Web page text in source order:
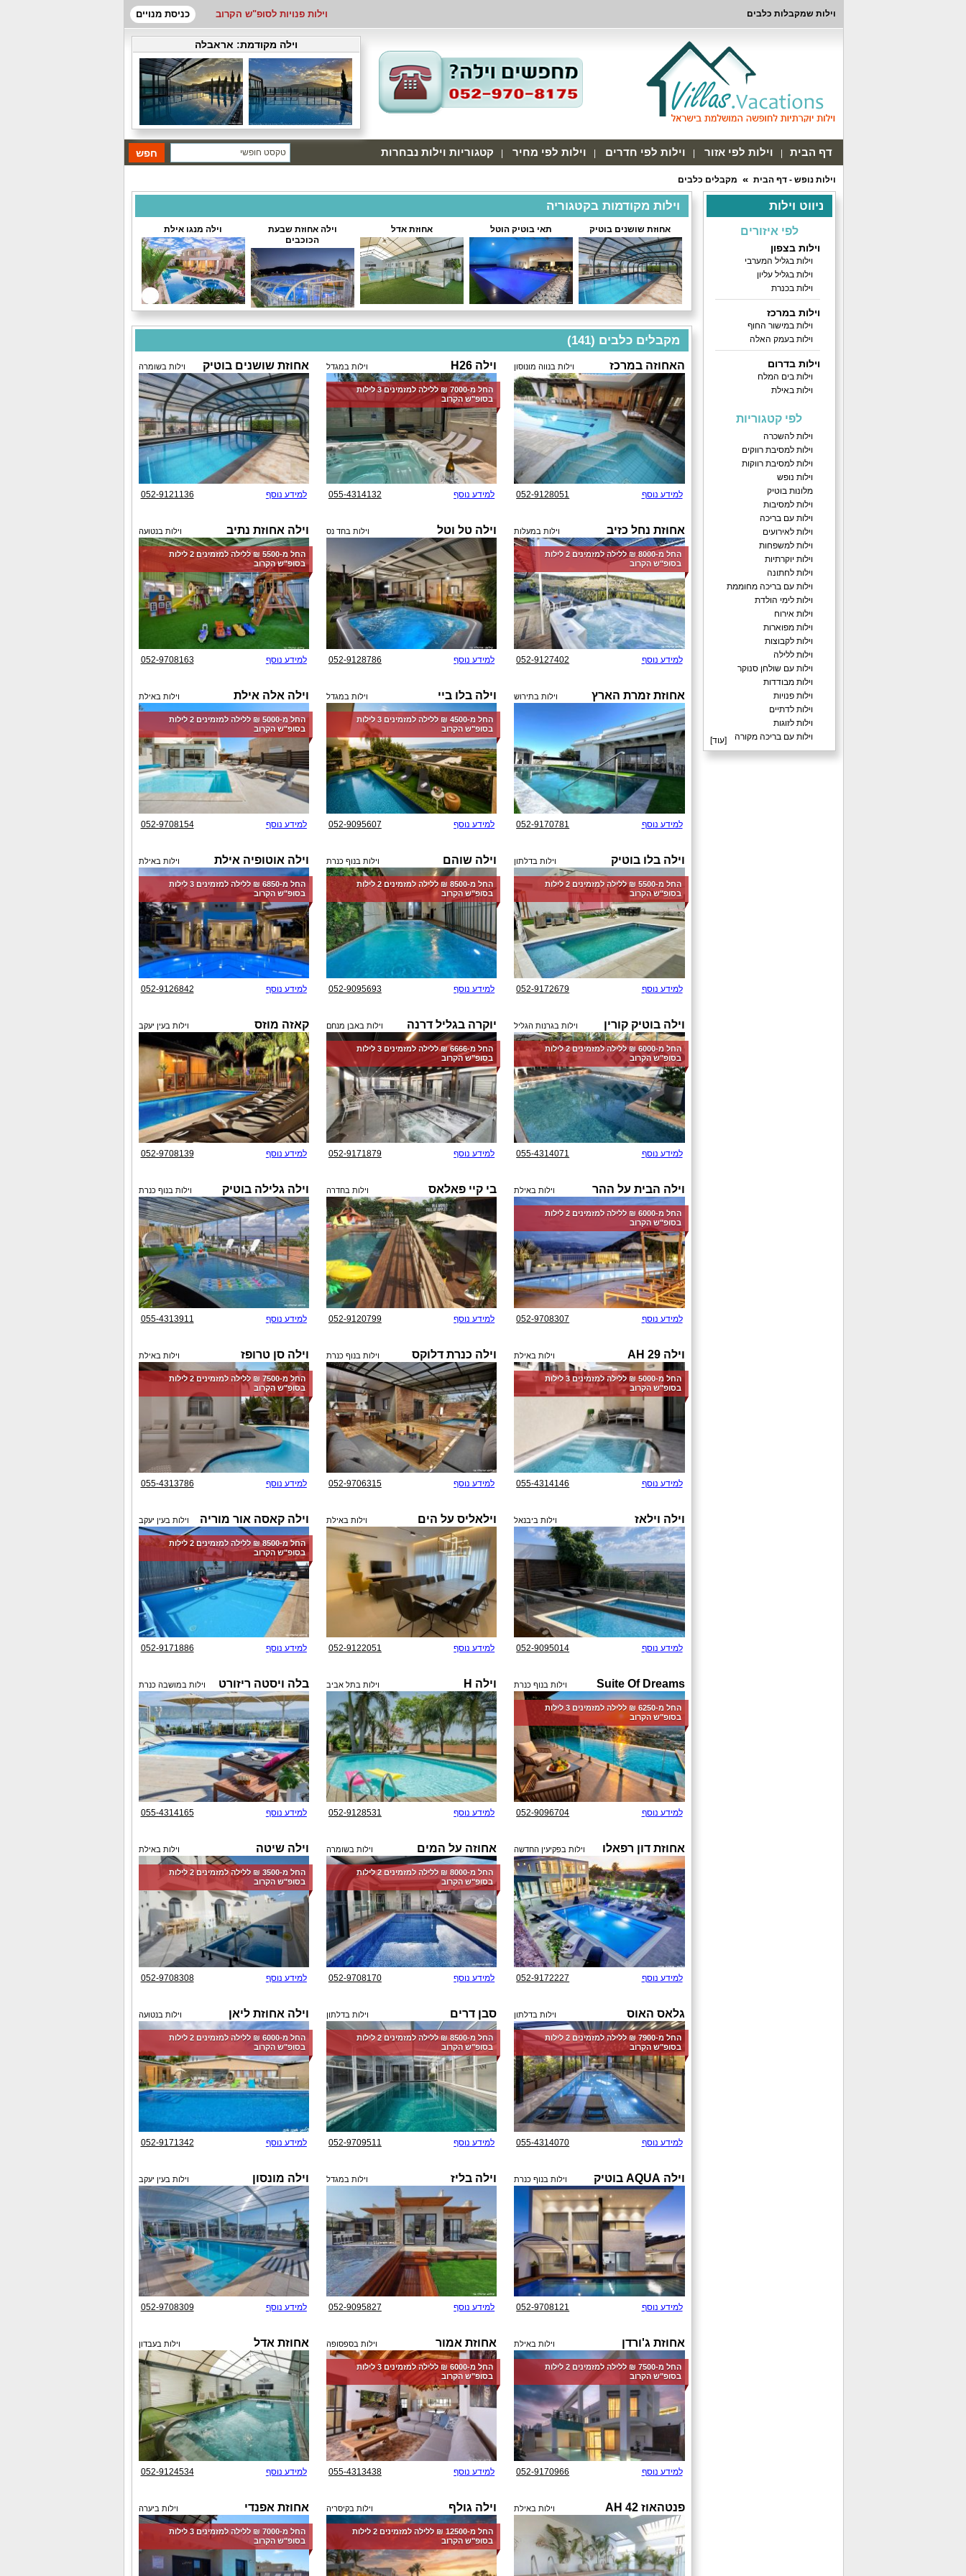
וילות שמקבלות כלבים וילות פנויות לסופ"ש הקרוב כניסת מנויים
וילה מקודמת: אראבלה
דף הבית וילות לפי אזור וילות לפי חדרים וילות לפי מחיר קטגוריות וילות נבחרות
וילות נופש - דף הבית מקבלים כלבים
ניווט וילות
לפי איזורים
וילות בצפון
וילות בגליל המערבי
וילות בגליל עליון
וילות בכנרת
וילות במרכז
וילות במישור החוף
וילות בעמק האלה
וילות בדרום
וילות בים המלח
וילות באילת
לפי קטגוריות
וילות להשכרה
וילות למסיבת רווקים
וילות למסיבת רווקות
וילות נופש
מלונות בוטיק
וילות למסיבות
וילות עם בריכה
וילות לאירועים
וילות למשפחות
וילות יוקרתיות
וילות לחתונה
וילות עם בריכה מחוממת
וילות לימי הולדת
וילות אירוח
וילות מפוארות
וילות לקבוצות
וילות ללילה
וילות עם שולחן סנוקר
וילות מבודדות
וילות פנויות
וילות לדתיים
וילות לזוגות
וילות עם בריכה מקורה
[עוד]
וילות מקודמות בקטגוריה
אחוזת שושנים בוטיק תאי בוטיק הוטל אחוזת אדל
וילה אחוזת שבעת
הכוכבים
וילה מנגו אילת
מקבלים כלבים (141)
האחוזה במרכז וילות בנווה מונוסון
למידע נוסף 052-9128051
וילה H26 וילות במגדל
החל מ-‏7000 ₪ ללילה למזמינים 3 לילות
בסופ"ש הקרוב
למידע נוסף 055-4314132
אחוזת שושנים בוטיק וילות בשומרה
למידע נוסף 052-9121136
אחוזת נחל כזיב וילות במעלות
החל מ-‏8000 ₪ ללילה למזמינים 2 לילות
בסופ"ש הקרוב
למידע נוסף 052-9127402
וילה טל וטל וילות בחד נס
למידע נוסף 052-9128786
וילה אחוזת נתיב וילות בנטועה
החל מ-‏5500 ₪ ללילה למזמינים 2 לילות
בסופ"ש הקרוב
למידע נוסף 052-9708163
אחוזת זמרת הארץ וילות בתירוש
למידע נוסף 052-9170781
וילה בלו ביי וילות במגדל
החל מ-‏4500 ₪ ללילה למזמינים 3 לילות
בסופ"ש הקרוב
למידע נוסף 052-9095607
וילה אלה אילת וילות באילת
החל מ-‏5000 ₪ ללילה למזמינים 2 לילות
בסופ"ש הקרוב
למידע נוסף 052-9708154
וילה בלו בוטיק וילות בדלתון
החל מ-‏5500 ₪ ללילה למזמינים 2 לילות
בסופ"ש הקרוב
למידע נוסף 052-9172679
וילה שוהם וילות בנוף כנרת
החל מ-‏8500 ₪ ללילה למזמינים 2 לילות
בסופ"ש הקרוב
למידע נוסף 052-9095693
וילה אוטופיה אילת וילות באילת
החל מ-‏6850 ₪ ללילה למזמינים 3 לילות
בסופ"ש הקרוב
למידע נוסף 052-9126842
וילה בוטיק קורין וילות בגרנות הגליל
החל מ-‏6000 ₪ ללילה למזמינים 2 לילות
בסופ"ש הקרוב
למידע נוסף 055-4314071
יוקרה בגליל דרנה וילות באבן מנחם
החל מ-‏6666 ₪ ללילה למזמינים 3 לילות
בסופ"ש הקרוב
למידע נוסף 052-9171879
קאזה מוזס וילות בעין יעקב
למידע נוסף 052-9708139
וילה הבית על ההר וילות באילת
החל מ-‏6000 ₪ ללילה למזמינים 2 לילות
בסופ"ש הקרוב
למידע נוסף 052-9708307
בי קיי פאלאס וילות בחדרה
למידע נוסף 052-9120799
וילה גלילה בוטיק וילות בנוף כנרת
למידע נוסף 055-4313911
וילה 29 AH וילות באילת
החל מ-‏5000 ₪ ללילה למזמינים 3 לילות
בסופ"ש הקרוב
למידע נוסף 055-4314146
וילה כנרת דלוקס וילות בנוף כנרת
למידע נוסף 052-9706315
וילה סן טרופז וילות באילת
החל מ-‏7500 ₪ ללילה למזמינים 2 לילות
בסופ"ש הקרוב
למידע נוסף 055-4313786
וילה וילאז וילות ביבנאל
למידע נוסף 052-9095014
וילאליס על הים וילות באילת
למידע נוסף 052-9122051
וילה קאסה אור מוריה וילות בעין יעקב
החל מ-‏8500 ₪ ללילה למזמינים 2 לילות
בסופ"ש הקרוב
למידע נוסף 052-9171886
Suite Of Dreams וילות בנוף כנרת
החל מ-‏6250 ₪ ללילה למזמינים 3 לילות
בסופ"ש הקרוב
למידע נוסף 052-9096704
וילה H וילות בתל אביב
למידע נוסף 052-9128531
בלה ויסטה ריזורט וילות במושבה כנרת
למידע נוסף 055-4314165
אחוזת דון רפאלו וילות בפקיעין החדשה
למידע נוסף 052-9172227
אחוזה על המים וילות בשומרה
החל מ-‏8000 ₪ ללילה למזמינים 2 לילות
בסופ"ש הקרוב
למידע נוסף 052-9708170
וילה שיטה וילות באילת
החל מ-‏3500 ₪ ללילה למזמינים 2 לילות
בסופ"ש הקרוב
למידע נוסף 052-9708308
גלאס האוס וילות בדלתון
החל מ-‏7900 ₪ ללילה למזמינים 2 לילות
בסופ"ש הקרוב
למידע נוסף 055-4314070
סבן דרים וילות בדלתון
החל מ-‏8500 ₪ ללילה למזמינים 2 לילות
בסופ"ש הקרוב
למידע נוסף 052-9709511
וילה אחוזת ליאן וילות בנטועה
החל מ-‏6000 ₪ ללילה למזמינים 2 לילות
בסופ"ש הקרוב
למידע נוסף 052-9171342
וילה AQUA בוטיק וילות בנוף כנרת
למידע נוסף 052-9708121
וילה בליז וילות במגדל
למידע נוסף 052-9095827
וילה מונסון וילות בעין יעקב
למידע נוסף 052-9708309
אחוזת ג'ורדן וילות באילת
החל מ-‏7500 ₪ ללילה למזמינים 2 לילות
בסופ"ש הקרוב
למידע נוסף 052-9170966
אחוזת אמור וילות בספסופה
החל מ-‏6000 ₪ ללילה למזמינים 3 לילות
בסופ"ש הקרוב
למידע נוסף 055-4313438
אחוזת אדל וילות בעבדון
למידע נוסף 052-9124534
פנטהאוז AH 42 וילות באילת וילה גולף וילות בקיסריה
החל מ-‏12500 ₪ ללילה למזמינים 2 לילות
בסופ"ש הקרוב
אחוזת אפנדי וילות ביערה
החל מ-‏7000 ₪ ללילה למזמינים 3 לילות
בסופ"ש הקרוב